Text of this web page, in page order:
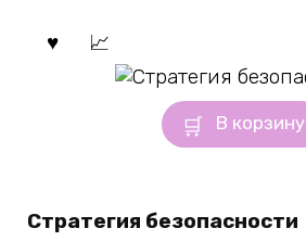
В корзину
Стратегия безопасности